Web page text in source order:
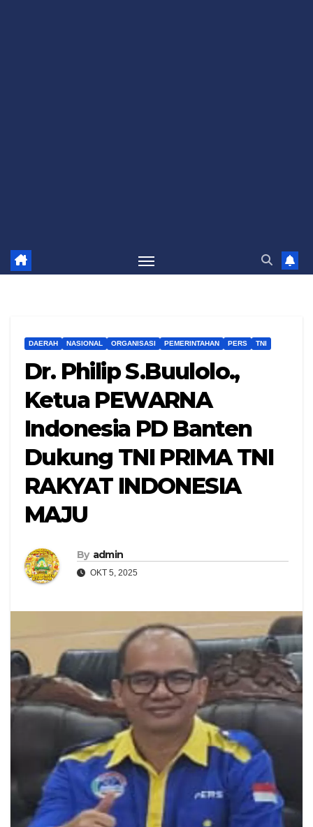
DAERAH NASIONAL ORGANISASI PEMERINTAHAN PERS TNI
Dr. Philip S.Buulolo.,
Ketua PEWARNA
Indonesia PD Banten
Dukung TNI PRIMA TNI
RAKYAT INDONESIA
MAJU
By admin
OKT 5, 2025